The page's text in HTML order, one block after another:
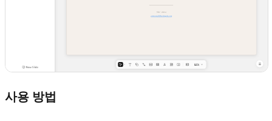
사용 방법